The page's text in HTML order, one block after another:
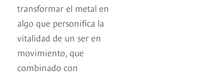
transformar el metal en
algo que personifica la
vitalidad de un ser en
movimiento, que
combinado con